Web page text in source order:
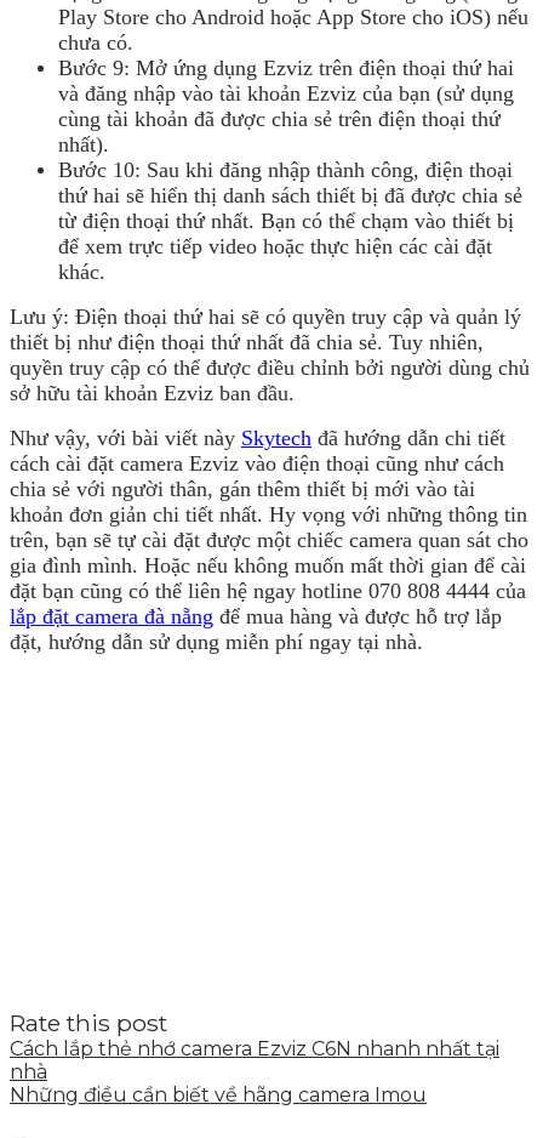
Play Store cho Android hoặc App Store cho iOS) nếu
chưa có.
Bước 9: Mở ứng dụng Ezviz trên điện thoại thứ hai
và đăng nhập vào tài khoản Ezviz của bạn (sử dụng
cùng tài khoản đã được chia sẻ trên điện thoại thứ
nhất).
Bước 10: Sau khi đăng nhập thành công, điện thoại
thứ hai sẽ hiển thị danh sách thiết bị đã được chia sẻ
từ điện thoại thứ nhất. Bạn có thể chạm vào thiết bị
để xem trực tiếp video hoặc thực hiện các cài đặt
khác.
Lưu ý: Điện thoại thứ hai sẽ có quyền truy cập và quản lý
thiết bị như điện thoại thứ nhất đã chia sẻ. Tuy nhiên,
quyền truy cập có thể được điều chỉnh bởi người dùng chủ
sở hữu tài khoản Ezviz ban đầu.
Như vậy, với bài viết này Skytech đã hướng dẫn chi tiết
cách cài đặt camera Ezviz vào điện thoại cũng như cách
chia sẻ với người thân, gán thêm thiết bị mới vào tài
khoản đơn giản chi tiết nhất. Hy vọng với những thông tin
trên, bạn sẽ tự cài đặt được một chiếc camera quan sát cho
gia đình mình. Hoặc nếu không muốn mất thời gian để cài
đặt bạn cũng có thể liên hệ ngay hotline 070 808 4444 của
lắp đặt camera đà nẵng để mua hàng và được hỗ trợ lắp
đặt, hướng dẫn sử dụng miễn phí ngay tại nhà.
Rate this post
Cách lắp thẻ nhớ camera Ezviz C6N nhanh nhất tại
nhà
Những điều cần biết về hãng camera Imou